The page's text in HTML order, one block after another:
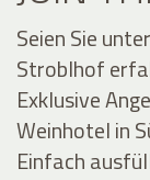
Seien Sie
Stroblhof
Exklusive
Weinhotel in
Einfach